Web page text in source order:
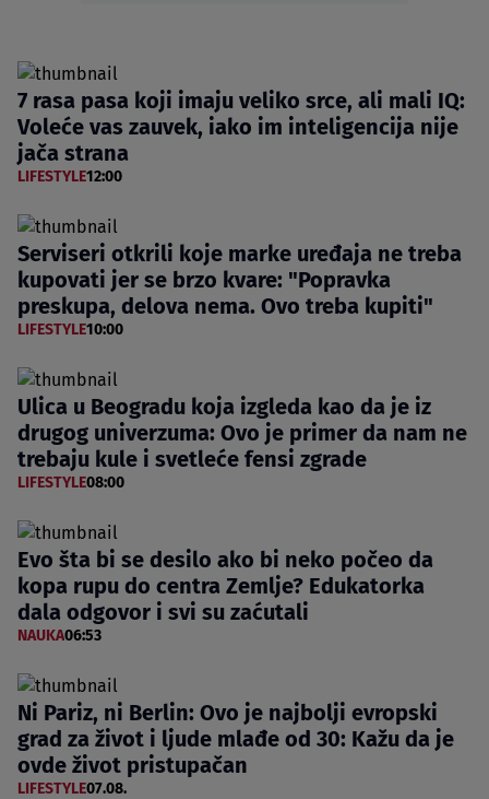
7 rasa pasa koji imaju veliko srce, ali mali IQ:
Voleće vas zauvek, iako im inteligencija nije
jača strana
LIFESTYLE12:00
Serviseri otkrili koje marke uređaja ne treba
kupovati jer se brzo kvare: "Popravka
preskupa, delova nema. Ovo treba kupiti"
LIFESTYLE10:00
Ulica u Beogradu koja izgleda kao da je iz
drugog univerzuma: Ovo je primer da nam ne
trebaju kule i svetleće fensi zgrade
LIFESTYLE08:00
Evo šta bi se desilo ako bi neko počeo da
kopa rupu do centra Zemlje? Edukatorka
dala odgovor i svi su zaćutali
NAUKA06:53
Ni Pariz, ni Berlin: Ovo je najbolji evropski
grad za život i ljude mlađe od 30: Kažu da je
ovde život pristupačan
LIFESTYLE07.08.